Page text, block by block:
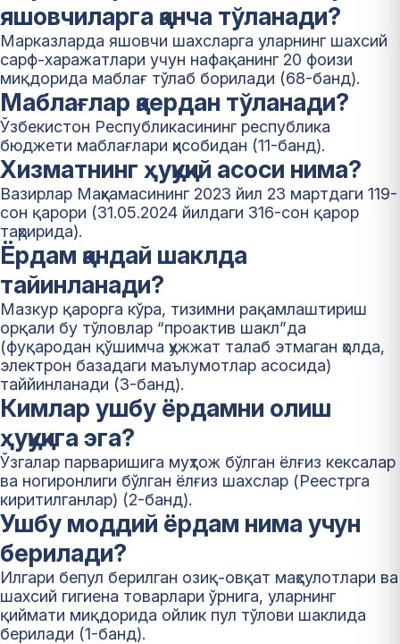
яшовчиларга қанча тўланади?
Марказларда яшовчи шахсларга уларнинг шахсий
сарф-харажатлари учун нафақанинг 20 фоизи
миқдорида маблағ тўлаб борилади (68-банд).
Маблағлар қаердан тўланади?
Ўзбекистон Республикасининг республика
бюджети маблағлари ҳисобидан (11-банд).
Хизматнинг ҳуқуқий асоси нима?
Вазирлар Маҳкамасининг 2023 йил 23 мартдаги 119-
сон қарори (31.05.2024 йилдаги 316-сон қарор
таҳририда).
Ёрдам қандай шаклда
тайинланади?
Мазкур қарорга кўра, тизимни рақамлаштириш
орқали бу тўловлар “проактив шакл”да
(фуқародан қўшимча ҳужжат талаб этмаган ҳолда,
электрон базадаги маълумотлар асосида)
таййинланади (3-банд).
Кимлар ушбу ёрдамни олиш
ҳуқуқига эга?
Ўзгалар парваришига муҳтож бўлган ёлғиз кексалар
ва ногиронлиги бўлган ёлғиз шахслар (Реестрга
киритилганлар) (2-банд).
Ушбу моддий ёрдам нима учун
берилади?
Илгари бепул берилган озиқ-овқат маҳсулотлари ва
шахсий гигиена товарлари ўрнига, уларнинг
қиймати миқдорида ойлик пул тўлови шаклида
берилади (1-банд).